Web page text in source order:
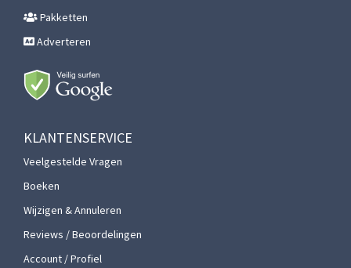
Pakketten
Adverteren
KLANTENSERVICE
Veelgestelde Vragen
Boeken
Wijzigen & Annuleren
Reviews / Beoordelingen
Account / Profiel